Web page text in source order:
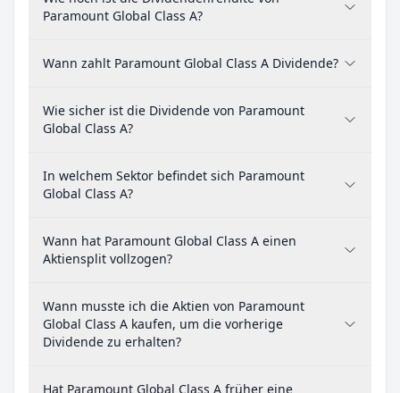
Paramount Global Class A?
Wann zahlt Paramount Global Class A Dividende?
Wie sicher ist die Dividende von Paramount
Global Class A?
In welchem Sektor befindet sich Paramount
Global Class A?
Wann hat Paramount Global Class A einen
Aktiensplit vollzogen?
Wann musste ich die Aktien von Paramount
Global Class A kaufen, um die vorherige
Dividende zu erhalten?
Hat Paramount Global Class A früher eine